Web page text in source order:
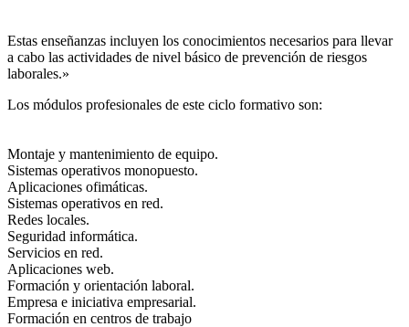
Estas enseñanzas incluyen los conocimientos necesarios para llevar
a cabo las actividades de nivel básico de prevención de riesgos
laborales.»
Los módulos profesionales de este ciclo formativo son:
Montaje y mantenimiento de equipo.
Sistemas operativos monopuesto.
Aplicaciones ofimáticas.
Sistemas operativos en red.
Redes locales.
Seguridad informática.
Servicios en red.
Aplicaciones web.
Formación y orientación laboral.
Empresa e iniciativa empresarial.
Formación en centros de trabajo